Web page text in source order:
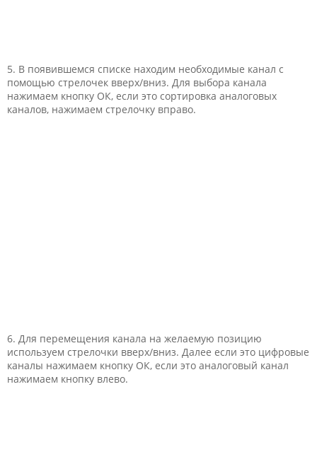
5. В появившемся списке находим необходимые канал с
помощью стрелочек вверх/вниз. Для выбора канала
нажимаем кнопку ОК, если это сортировка аналоговых
каналов, нажимаем стрелочку вправо.
6. Для перемещения канала на желаемую позицию
используем стрелочки вверх/вниз. Далее если это цифровые
каналы нажимаем кнопку ОК, если это аналоговый канал
нажимаем кнопку влево.